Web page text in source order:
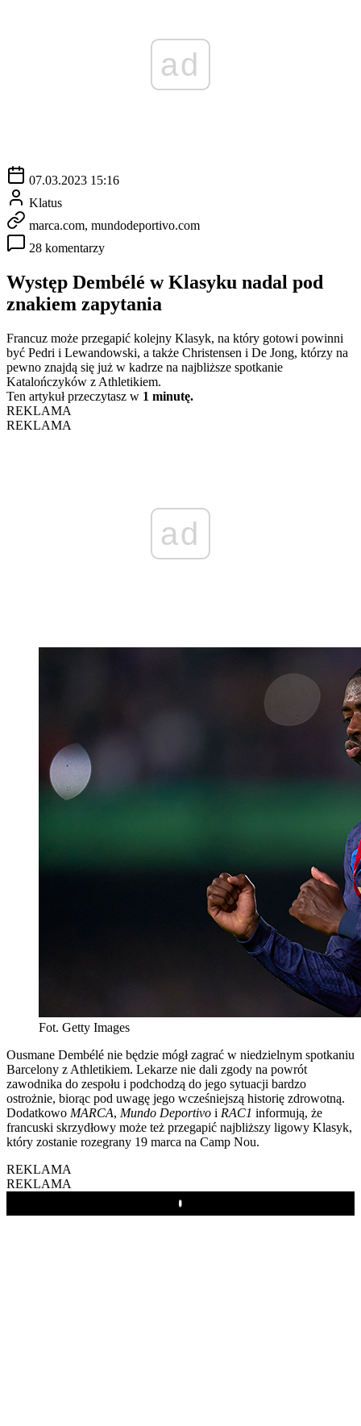
ad
07.03.2023 15:16
Klatus
marca.com, mundodeportivo.com
28 komentarzy
Występ Dembélé w Klasyku nadal pod
znakiem zapytania
Francuz może przegapić kolejny Klasyk, na który gotowi powinni
być Pedri i Lewandowski, a także Christensen i De Jong, którzy na
pewno znajdą się już w kadrze na najbliższe spotkanie
Katalończyków z Athletikiem.
Ten artykuł przeczytasz w 1 minutę.
REKLAMA
REKLAMA
ad
Fot. Getty Images
Ousmane Dembélé nie będzie mógł zagrać w niedzielnym spotkaniu
Barcelony z Athletikiem. Lekarze nie dali zgody na powrót
zawodnika do zespołu i podchodzą do jego sytuacji bardzo
ostrożnie, biorąc pod uwagę jego wcześniejszą historię zdrowotną.
Dodatkowo MARCA, Mundo Deportivo i RAC1 informują, że
francuski skrzydłowy może też przegapić najbliższy ligowy Klasyk,
który zostanie rozegrany 19 marca na Camp Nou.
REKLAMA
REKLAMA
Play